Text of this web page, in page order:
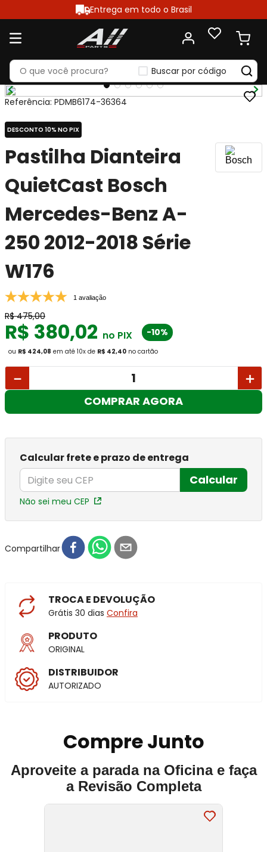
Entrega em todo o Brasil
Buscar por código
Referência: PDMB6174-36364
DESCONTO 10% NO PIX
Pastilha Dianteira
QuietCast Bosch
Mercedes-Benz A-
250 2012-2018 Série
W176
1 avaliação
R$ 475,00
R$ 380,02 no PIX -10%
ou R$ 424,08 em até 10x de R$ 42,40 no cartão
＋
－
COMPRAR AGORA
Calcular frete e prazo de entrega
Calcular
Não sei meu CEP
Compartilhar
TROCA E DEVOLUÇÃO
Grátis 30 dias Confira
PRODUTO
ORIGINAL
DISTRIBUIDOR
AUTORIZADO
Compre Junto
Aproveite a parada na Oficina e faça
a Revisão Completa